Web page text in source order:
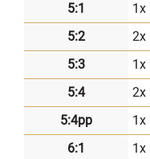
5:1
1x
5:2
2x
5:3
1x
5:4
2x
5:4pp
1x
6:1
1x